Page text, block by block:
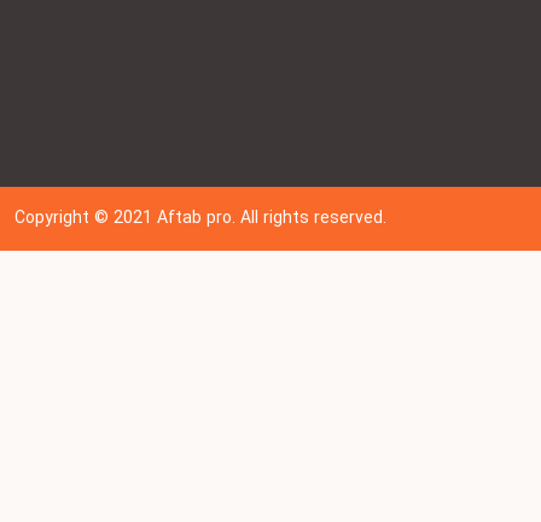
Copyright © 202 1Aftab pro. All rights reserved.